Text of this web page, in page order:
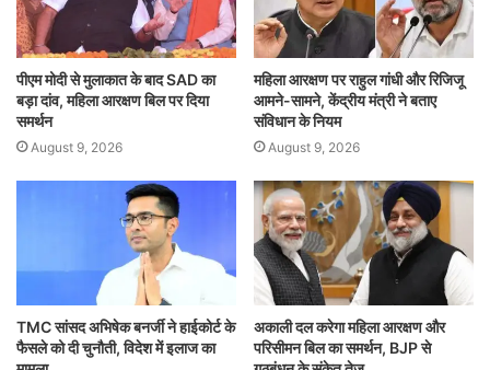
पीएम मोदी से मुलाकात के बाद SAD का
बड़ा दांव, महिला आरक्षण बिल पर दिया
समर्थन
August 9, 2026
महिला आरक्षण पर राहुल गांधी और रिजिजू
आमने-सामने, केंद्रीय मंत्री ने बताए
संविधान के नियम
August 9, 2026
TMC सांसद अभिषेक बनर्जी ने हाईकोर्ट के
फैसले को दी चुनौती, विदेश में इलाज का
अकाली दल करेगा महिला आरक्षण और
परिसीमन बिल का समर्थन, BJP से